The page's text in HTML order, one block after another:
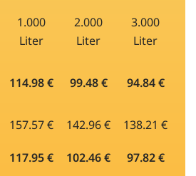
1.000
Liter
2.000
Liter
3.000
Liter
114.98 € 99.48 € 94.84 €
157.57 € 142.96 € 138.21 €
117.95 € 102.46 € 97.82 €